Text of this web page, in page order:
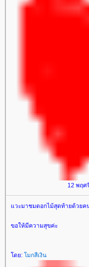
12 พฤศ
วะมาชมดอกไม้สุดท้ายด้วยค
ขอให้มีความสุขค่ะ
ดย: มกสีเงิน